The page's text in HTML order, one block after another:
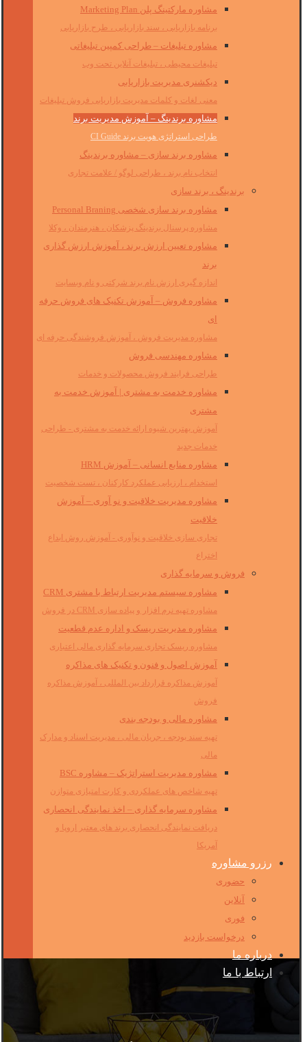
مشاوره مارکتینگ پلن Marketing Plan
برنامه بازاریابی ، سند بازاریابی ، طرح بازاریابی
مشاوره تبلیغات – طراحی کمپین تبلیغاتی
تبلیغات محیطی ، تبلیغات آنلاین تحت وب
دیکشنری مدیریت بازاریابی
معنی لغات و کلمات مدیریت بازاریابی فروش تبلیغات
مشاوره برندینگ – آموزش مدیریت برند
طراحی استراتژی هویت برند CI Guide
مشاوره برند سازی – مشاوره برندینگ
انتخاب نام برند ، طراحی لوگو / علامت تجاری
برندینگ ، برند سازی
مشاوره برند سازی شخصی Personal Braning
مشاوره پرسنال برندینگ پزشکان ، هنرمندان ، وکلا
مشاوره تعیین ارزش برند ، آموزش ارزش گذاری
برند
اندازه گیری ارزش نام برند شرکتی و نام وبسایت
مشاوره فروش – آموزش تکنیک های فروش حرفه
ای
مشاوره مدیریت فروش ، آموزش فروشندگی حرفه ای
مشاوره مهندسی فروش
طراحی فرایند فروش محصولات و خدمات
مشاوره خدمت به مشتری | آموزش خدمت به
مشتری
آموزش بهترین شیوه ارائه خدمت به مشتری - طراحی
خدمات جدید
مشاوره منابع انسانی – آموزش HRM
استخدام ، ارزیابی عملکرد کارکنان ، تست شخصیت
مشاوره مدیریت خلاقیت و نو آوری – آموزش
خلاقیت
تجاری سازی خلاقیت و نوآوری - آموزش روش ابداع
اختراع
فروش و سرمایه گذاری
مشاوره سیستم مدیریت ارتباط با مشتری CRM
مشاوره تهیه نرم افزار و پیاده سازی CRM در فروش
مشاوره مدیریت ریسک و اداره عدم قطعیت
مشاوره ریسک تجاری سرمایه گذاری مالی اعتباری
آموزش اصول و فنون و تکنیک های مذاکره
آموزش مذاکره قرارداد بین المللی ، آموزش مذاکره
فروش
مشاوره مالی و بودجه بندی
تهیه سند بودجه ، جریان مالی ، مدیریت اسناد و مدارک
مالی
مشاوره مدیریت استراتژیک – مشاوره BSC
تهیه شاخص های عملکردی و کارت امتیازی متوازن
مشاوره سرمایه گذاری – اخذ نمایندگی انحصاری
دریافت نمایندگی انحصاری برند های معتبر اروپا و
آمریکا
رزرو مشاوره
حضوری
آنلاین
فوری
درخواست بازدید
درباره ما
ارتباط با ما